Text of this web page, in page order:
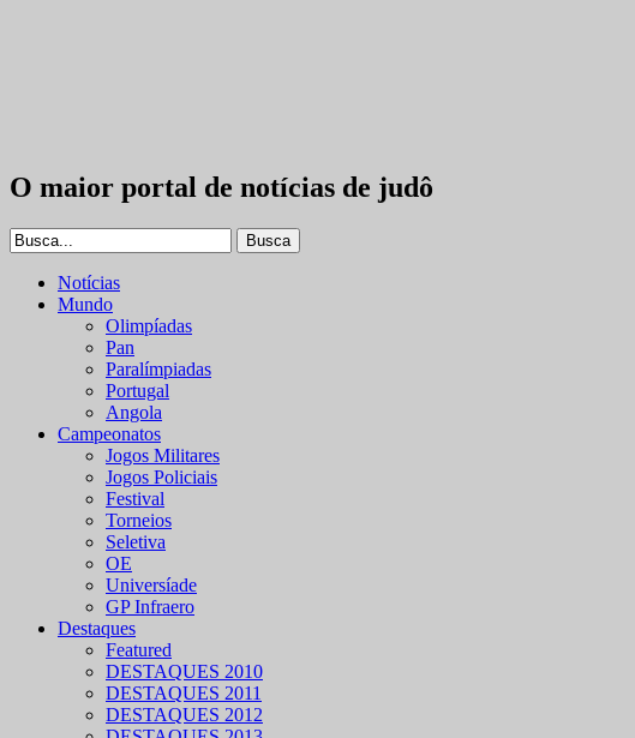
O maior portal de notícias de judô
Notícias
Mundo
Olimpíadas
Pan
Paralímpiadas
Portugal
Angola
Campeonatos
Jogos Militares
Jogos Policiais
Festival
Torneios
Seletiva
OE
Universíade
GP Infraero
Destaques
Featured
DESTAQUES 2010
DESTAQUES 2011
DESTAQUES 2012